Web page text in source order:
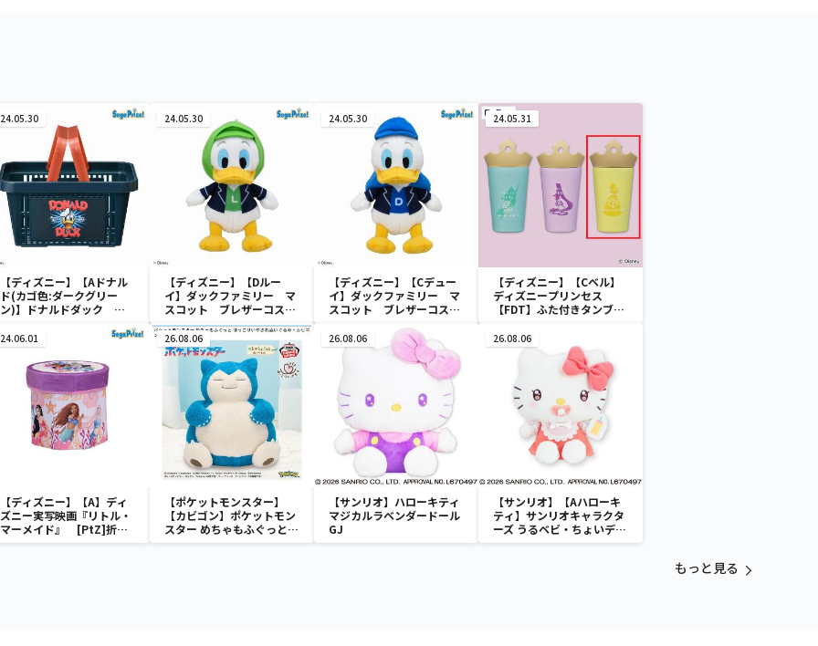
24.05.30
【ディズニー】【Aドナル
ド(カゴ色:ダークグリー
ン)】ドナルドダック ミ
24.05.30
【ディズニー】【Dルー
イ】ダックファミリー マ
スコット ブレザーコスチ
ューム
24.05.30
【ディズニー】【Cデュー
イ】ダックファミリー マ
スコット ブレザーコスチ
24.05.31
【ディズニー】【Cベル】
ディズニープリンセス
【FDT】ふた付きタンブラ
24.06.01
【ディズニー】【A】ディ
ズニー実写映画『リトル・
マーメイド』 [PtZ]折り
畳みボックスチェアー
26.08.06
【ポケットモンスター】
【カビゴン】ポケットモン
スター めちゃもふぐっと
ほっこりいやされぬいぐる
26.08.06
【サンリオ】ハローキティ
マジカルラベンダードール
GJ
26.08.06
【サンリオ】【Aハローキ
ティ】サンリオキャラクタ
ーズ うるベビ・ちょいデカ
ドール
もっと見る